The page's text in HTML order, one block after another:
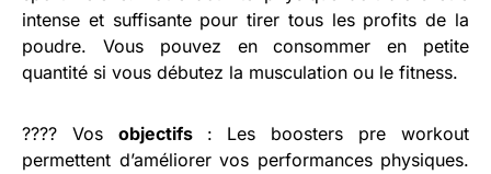
intense et suffisante pour tirer tous les profits de la
poudre. Vous pouvez en consommer en petite
quantité si vous débutez la musculation ou le fitness.
???? Vos objectifs : Les boosters pre workout
permettent d’améliorer vos performances physiques.